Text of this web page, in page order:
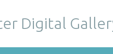
Digital